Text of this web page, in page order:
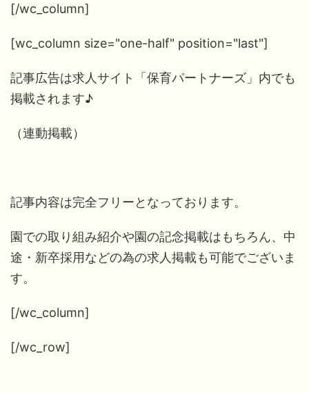
[/wc_column]
[wc_column size="one-half" position="last"]
記事広告は求人サイト「保育パートナーズ」内でも
掲載されます♪
（連動掲載）
記事内容は完全フリーとなっております。
園での取り組み紹介や園の記念掲載はもちろん、中
途・新卒採用などの為の求人掲載も可能でございま
す。
[/wc_column]
[/wc_row]